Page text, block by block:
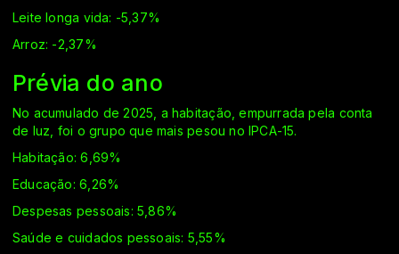
Leite longa vida: -5,37%
Arroz: -2,37%
Prévia do ano
No acumulado de 2025, a habitação, empurrada pela conta
de luz, foi o grupo que mais pesou no IPCA-15.
Habitação: 6,69%
Educação: 6,26%
Despesas pessoais: 5,86%
Saúde e cuidados pessoais: 5,55%